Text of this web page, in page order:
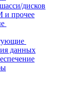
дисков
и прочее
данных